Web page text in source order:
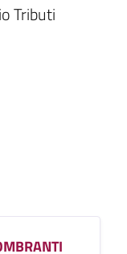
Tributi